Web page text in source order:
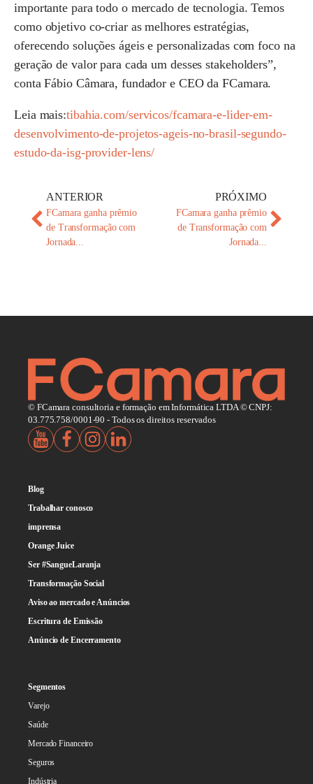
importante para todo o mercado de tecnologia. Temos
como objetivo co-criar as melhores estratégias,
oferecendo soluções ágeis e personalizadas com foco na
geração de valor para cada um desses stakeholders”,
conta Fábio Câmara, fundador e CEO da FCamara.
Leia mais:tibahia.com/servicos/fcamara-e-lider-em-
desenvolvimento-de-projetos-ageis-no-brasil-segundo-
estudo-da-isg-provider-lens/
ANTERIOR
FCamara ganha prêmio
de Transformação com
Jornada...
PRÓXIMO
FCamara ganha prêmio
de Transformação com
Jornada...
© FCamara consultoria e formação em Informática LTDA © CNPJ:
03.775.758/0001-90 - Todos os direitos reservados
Blog
Trabalhar conosco
imprensa
Orange Juice
Ser #SangueLaranja
Transformação Social
Aviso ao mercado e Anúncios
Escritura de Emissão
Anúncio de Encerramento
Segmentos
Varejo
Saúde
Mercado Financeiro
Seguros
Indústria